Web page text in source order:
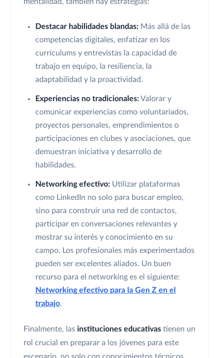
Destacar habilidades blandas: Más allá de las
competencias digitales, enfatizar en los
currículums y entrevistas la capacidad de
trabajo en equipo, la resiliencia, la
adaptabilidad y la proactividad.
Experiencias no tradicionales:Valorar y
comunicar experiencias como voluntariados,
proyectos personales, emprendimientos o
participaciones en clubes y asociaciones, que
demuestran iniciativa y desarrollo de
habilidades.
Networking efectivo: Utilizar plataformas
como LinkedIn no solo para buscar empleo,
sino para construir una red de contactos,
participar en conversaciones relevantes y
mostrar su interés y conocimiento en su
campo. Los profesionales más experimentados
pueden ser excelentes aliados. Un buen
recurso para el networking es el siguiente:
Networking efectivo para la Gen Z en el
trabajo.
Finalmente, las instituciones educativas tienen un
rol crucial en preparar a los jóvenes para este